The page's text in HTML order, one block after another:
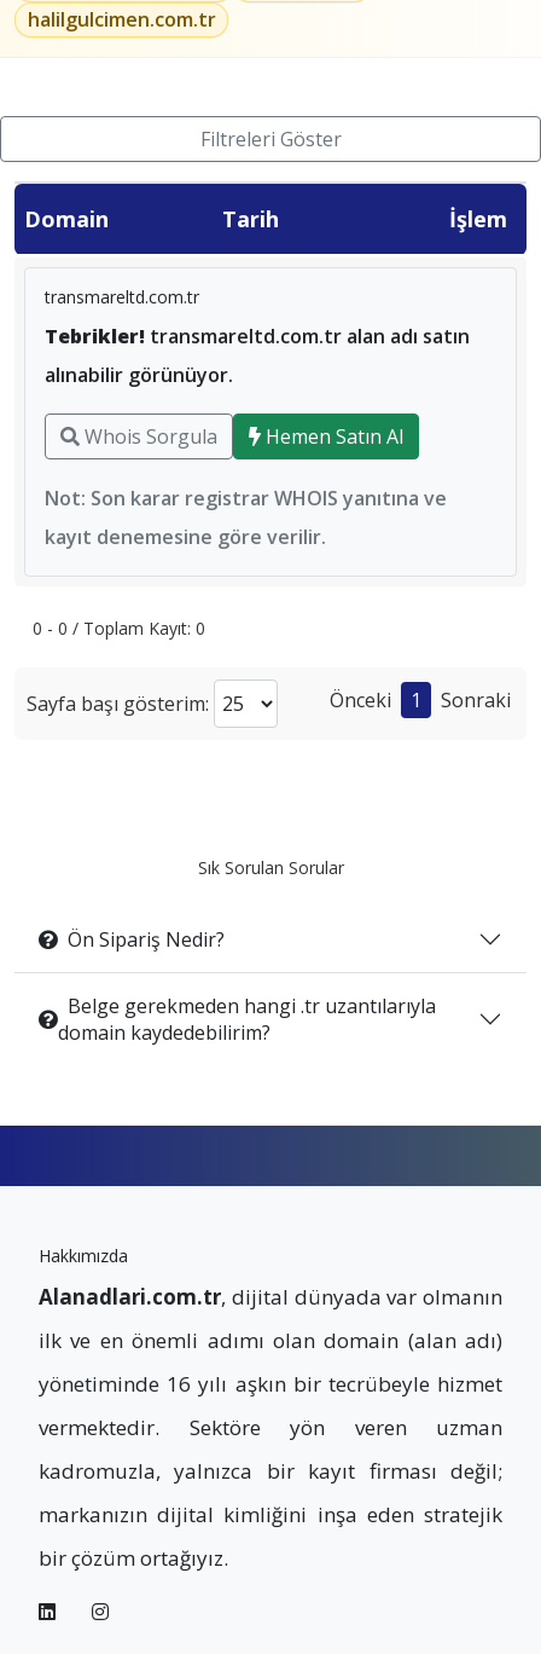
halilgulcimen.com.tr
Filtreleri Göster
Domain Tarih İşlem
transmareltd.com.tr
Tebrikler! transmareltd.com.tr alan adı satın
alınabilir görünüyor.
Whois Sorgula Hemen Satın Al
Not: Son karar registrar WHOIS yanıtına ve
kayıt denemesine göre verilir.
0 - 0 / Toplam Kayıt: 0
Sayfa başı gösterim: Önceki 1 Sonraki
Sık Sorulan Sorular
Ön Sipariş Nedir?
Belge gerekmeden hangi .tr uzantılarıyla
domain kaydedebilirim?
Hakkımızda
Alanadlari.com.tr, dijital dünyada var olmanın
ilk ve en önemli adımı olan domain (alan adı)
yönetiminde 16 yılı aşkın bir tecrübeyle hizmet
vermektedir. Sektöre yön veren uzman
kadromuzla, yalnızca bir kayıt firması değil;
markanızın dijital kimliğini inşa eden stratejik
bir çözüm ortağıyız.